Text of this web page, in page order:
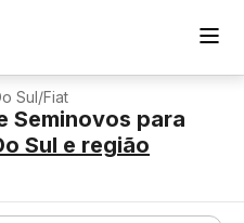
Sul/Fiat
Seminovos para
Sul e região